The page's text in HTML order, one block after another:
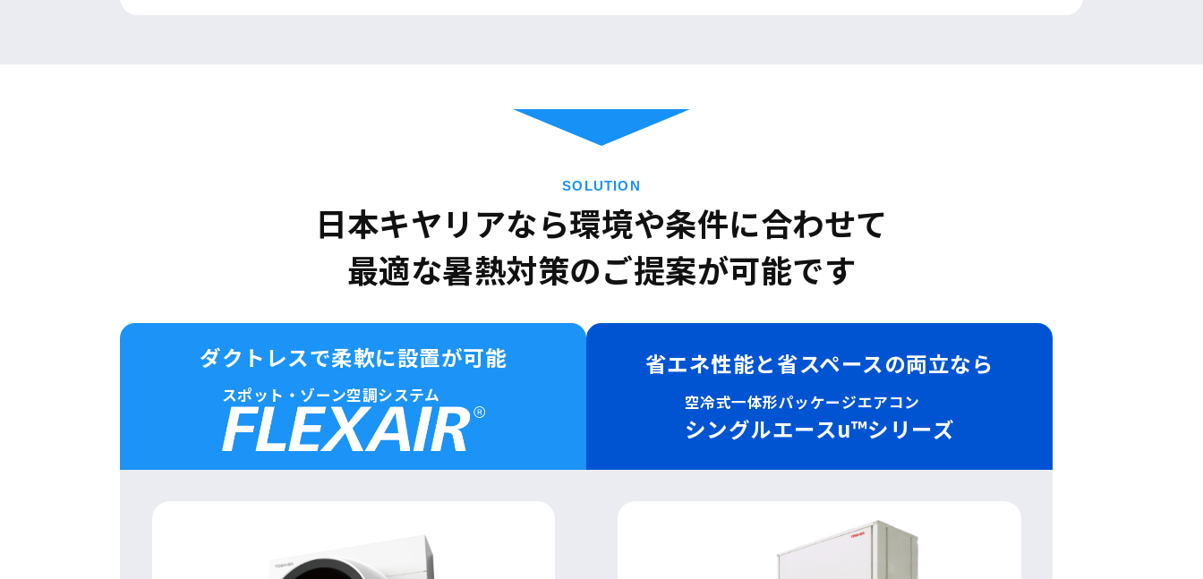
SOLUTION
日本キヤリアなら環境や条件に合わせて
最適な暑熱対策のご提案が可能です
ダクトレスで柔軟に設置が可能
スポット・ゾーン空調システム
省エネ性能と省スペースの両立なら
空冷式一体形パッケージエアコン
シングルエースu™シリーズ